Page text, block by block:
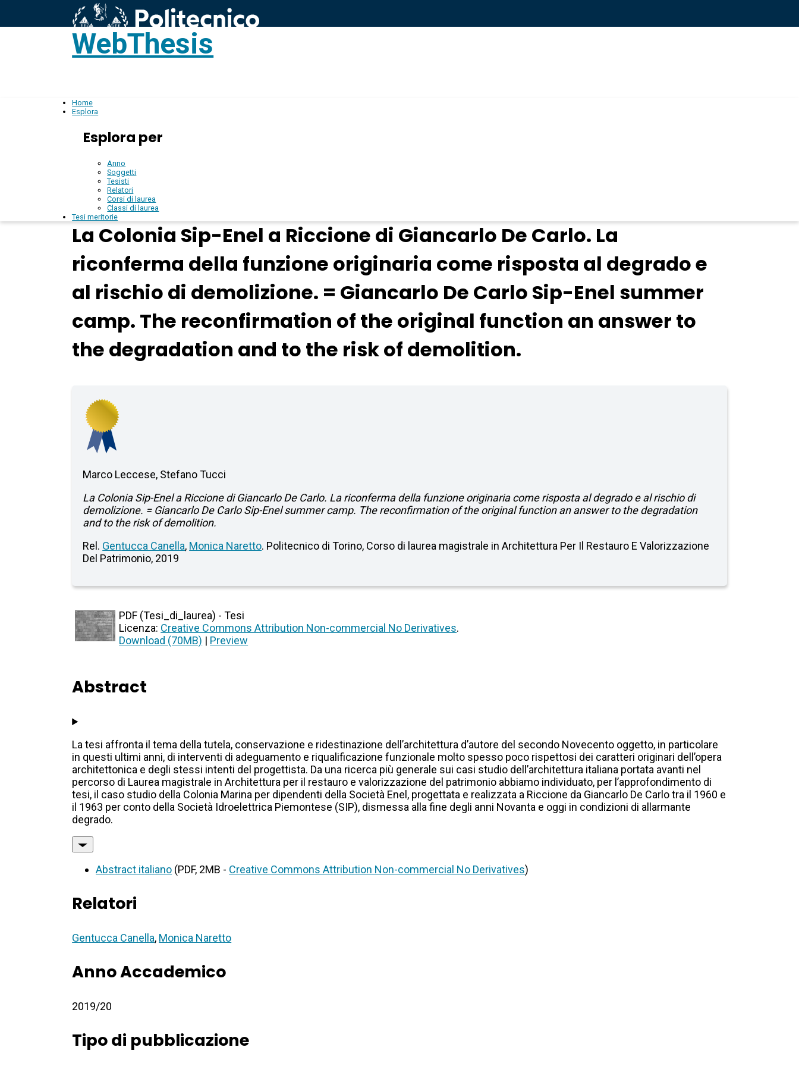
WebThesis
Home
Esplora
Esplora per
Anno
Soggetti
Tesisti
Relatori
Corsi di laurea
Classi di laurea
Tesi meritorie
La Colonia Sip-Enel a Riccione di Giancarlo De Carlo. La
riconferma della funzione originaria come risposta al degrado e
al rischio di demolizione. = Giancarlo De Carlo Sip-Enel summer
camp. The reconfirmation of the original function an answer to
the degradation and to the risk of demolition.
Marco Leccese, Stefano Tucci
La Colonia Sip-Enel a Riccione di Giancarlo De Carlo. La riconferma della funzione originaria come risposta al degrado e al rischio di
demolizione. = Giancarlo De Carlo Sip-Enel summer camp. The reconfirmation of the original function an answer to the degradation
and to the risk of demolition.
Rel. Gentucca Canella, Monica Naretto. Politecnico di Torino, Corso di laurea magistrale in Architettura Per Il Restauro E Valorizzazione
Del Patrimonio, 2019
PDF (Tesi_di_laurea) - Tesi
Licenza: Creative Commons Attribution Non-commercial No Derivatives.
Download (70MB) | Preview
Abstract
La tesi affronta il tema della tutela, conservazione e ridestinazione dell’architettura d’autore del secondo Novecento oggetto, in particolare
in questi ultimi anni, di interventi di adeguamento e riqualificazione funzionale molto spesso poco rispettosi dei caratteri originari dell’opera
architettonica e degli stessi intenti del progettista. Da una ricerca più generale sui casi studio dell’architettura italiana portata avanti nel
percorso di Laurea magistrale in Architettura per il restauro e valorizzazione del patrimonio abbiamo individuato, per l’approfondimento di
tesi, il caso studio della Colonia Marina per dipendenti della Società Enel, progettata e realizzata a Riccione da Giancarlo De Carlo tra il 1960 e
il 1963 per conto della Società Idroelettrica Piemontese (SIP), dismessa alla fine degli anni Novanta e oggi in condizioni di allarmante
degrado.
Abstract italiano (PDF, 2MB - Creative Commons Attribution Non-commercial No Derivatives)
Relatori
Gentucca Canella, Monica Naretto
Anno Accademico
2019/20
Tipo di pubblicazione